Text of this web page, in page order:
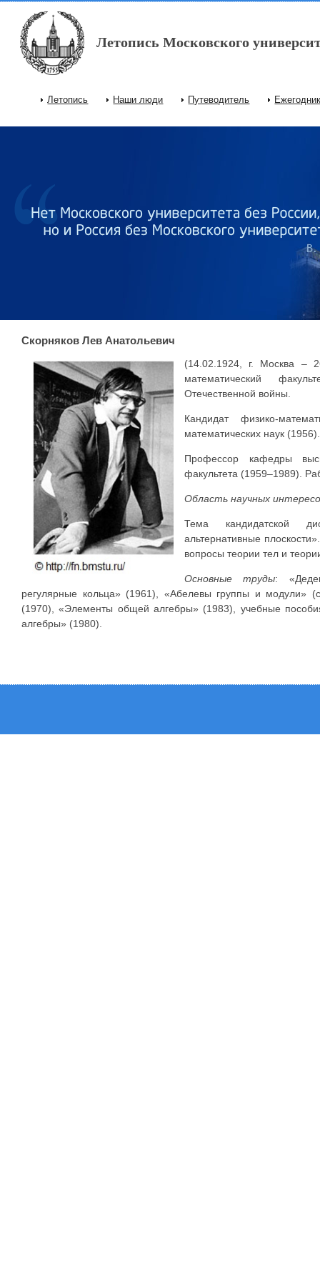
Перейти к основному содержанию
Летопись Московского
Главное меню
Летопись Наши люди Путеводитель
Скорняков Лев Анатольевич
(14.02.1924, г. Москва –
математический
Отечественной войны.
Кандидат физико-
математических наук
Профессор кафедры
факультета (1959–1989).
Область научных
Тема кандидатской
альтернативные
вопросы теории тел и
Основные труды:
регулярные кольца» (1961), «Абелевы группы и модули»
(1970), «Элементы общей алгебры» (1983), учебные
алгебры» (1980).